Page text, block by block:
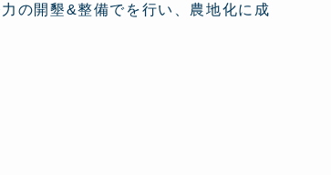
の開墾&整備でを行い、農地化に成